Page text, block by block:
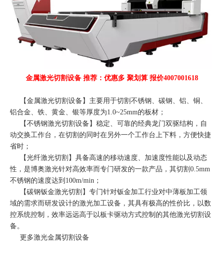
金属激光切割设备 推荐：优惠多 聚划算 报价4007001618
【金属激光切割设备 】主要用于切割不锈钢、碳钢、铝、铜、
铝合金、铁、黄金、银等厚度为1.0~25mm的板材；
【不锈钢激光切割设备 】稳定、可靠的经典龙门双驱结构，自
动交换工作台，在切割的同时在另外一个工作台上下料，方便快捷
省时；
【光纤激光切割 】具备高速的移动速度、加速度性能以及动态
性，是博奥激光针对高效率而专门研发的一款产品，其切割0.5mm
不锈钢的速度达到100m/min；
【碳钢钣金激光切割 】专门针对钣金加工行业对中薄板加工领
域的需求而研发设计的激光加工设备，其具有极高的性价比，以数
控系统控制，效率远远高于以板卡驱动方式控制的其他激光切割设
备。
更多激光金属切割 设备